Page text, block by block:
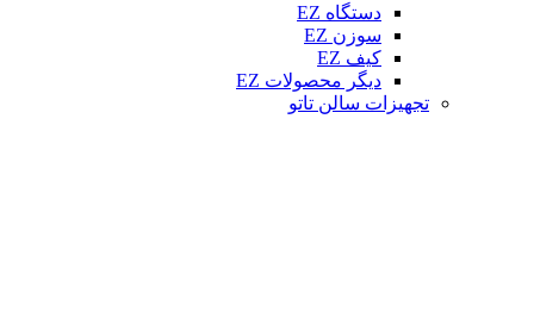
دستگاه EZ
سوزن EZ
کیف EZ
دیگر محصولات EZ
تجهیزات سالن تاتو